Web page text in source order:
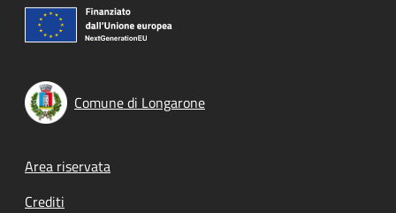
Comune di Longarone
Footer menu
Area riservata
Crediti